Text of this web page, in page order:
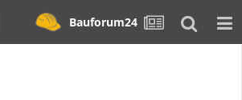
Bauforum24